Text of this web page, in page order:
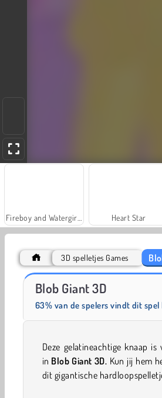
Heart Star
Juice Merge
3D spelletjes Games
Blob Giant 3D
63% van de spelers vindt dit spel
Deze gelatineachtige knaap
in Blob Giant 3D. Kun jij hem
dit gigantische